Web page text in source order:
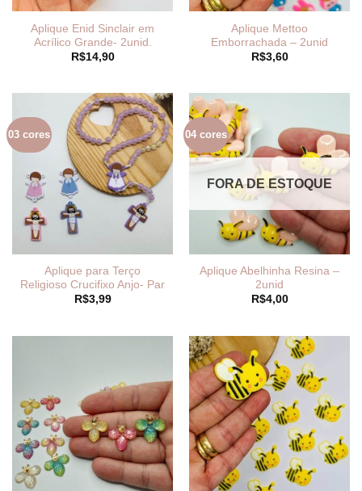
Aplique Enid Sinclair em
Acrílico Grande- 2unid.
R$14,90
Aplique Mettoo
Emborrachada – 2unid
R$3,60
03 cores
Aplique para Terço
Religioso Crucifixo Anjo- Par
R$3,99
04 cores
FORA DE ESTOQUE
Aplique Abelhinha Resina –
2unid
R$4,00